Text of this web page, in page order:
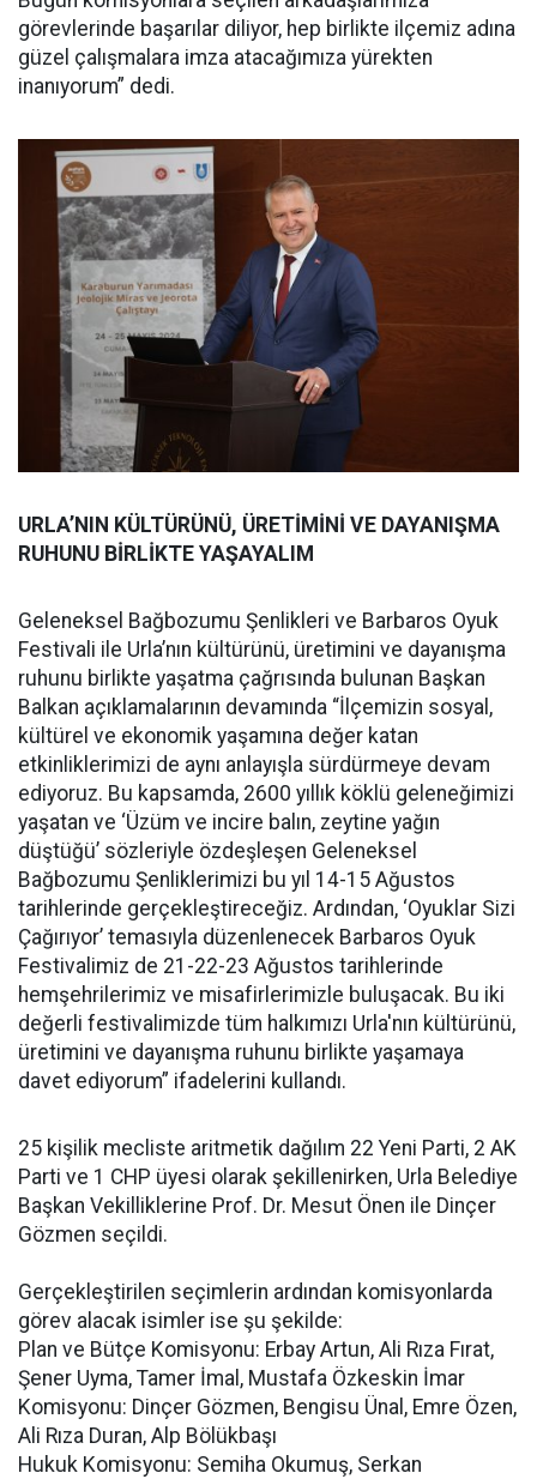
görevlerinde başarılar diliyor, hep birlikte ilçemiz adına
güzel çalışmalara imza atacağımıza yürekten
inanıyorum” dedi.
URLA’NIN KÜLTÜRÜNÜ, ÜRETİMİNİ VE DAYANIŞMA
RUHUNU BİRLİKTE YAŞAYALIM
Geleneksel Bağbozumu Şenlikleri ve Barbaros Oyuk
Festivali ile Urla’nın kültürünü, üretimini ve dayanışma
ruhunu birlikte yaşatma çağrısında bulunan Başkan
Balkan açıklamalarının devamında “İlçemizin sosyal,
kültürel ve ekonomik yaşamına değer katan
etkinliklerimizi de aynı anlayışla sürdürmeye devam
ediyoruz. Bu kapsamda, 2600 yıllık köklü geleneğimizi
yaşatan ve ‘Üzüm ve incire balın, zeytine yağın
düştüğü’ sözleriyle özdeşleşen Geleneksel
Bağbozumu Şenliklerimizi bu yıl 14-15 Ağustos
tarihlerinde gerçekleştireceğiz. Ardından, ‘Oyuklar Sizi
Çağırıyor’ temasıyla düzenlenecek Barbaros Oyuk
Festivalimiz de 21-22-23 Ağustos tarihlerinde
hemşehrilerimiz ve misafirlerimizle buluşacak. Bu iki
değerli festivalimizde tüm halkımızı Urla'nın kültürünü,
üretimini ve dayanışma ruhunu birlikte yaşamaya
davet ediyorum” ifadelerini kullandı.
25 kişilik mecliste aritmetik dağılım 22 Yeni Parti, 2 AK
Parti ve 1 CHP üyesi olarak şekillenirken, Urla Belediye
Başkan Vekilliklerine Prof. Dr. Mesut Önen ile Dinçer
Gözmen seçildi.
Gerçekleştirilen seçimlerin ardından komisyonlarda
görev alacak isimler ise şu şekilde:
Plan ve Bütçe Komisyonu: Erbay Artun, Ali Rıza Fırat,
Şener Uyma, Tamer İmal, Mustafa Özkeskin İmar
Komisyonu: Dinçer Gözmen, Bengisu Ünal, Emre Özen,
Ali Rıza Duran, Alp Bölükbaşı
Hukuk Komisyonu: Semiha Okumuş, Serkan